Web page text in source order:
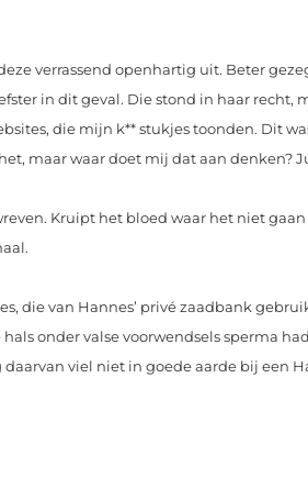
verrassend openhartig uit. Beter
in dit geval. Die stond in haar recht,
die mijn k** stukjes toonden. Dit
maar waar doet mij dat aan denken?
Kruipt het bloed waar het niet
die van Hannes’ privé zaadbank
onder valse voorwendsels sperma
viel niet in goede aarde bij een